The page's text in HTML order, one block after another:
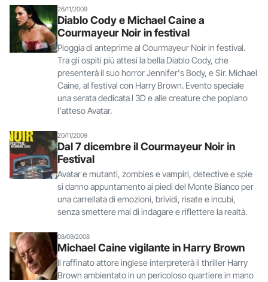
26/11/2009
Diablo Cody e Michael Caine a
Courmayeur Noir in festival
Pioggia di anteprime al Courmayeur Noir in festival.
Tra gli ospiti più attesi la bella Diablo Cody, che
presenterà il suo horror Jennifer's Body, e Sir. Michael
Caine, al festival con Harry Brown. Evento speciale
una serata dedicata l 3D e alle creature che poplano
l'atteso Avatar.
20/11/2009
Dal 7 dicembre il Courmayeur Noir in
Festival
Avatar e mutanti, zombies e vampiri, detective e spie
si danno appuntamento ai piedi del Monte Bianco per
una carrellata di emozioni, brividi, risate e incubi,
senza smettere mai di indagare e riflettere la realtà.
08/09/2008
Michael Caine vigilante in Harry Brown
Il raffinato attore inglese interpreterà il thriller Harry
Brown ambientato in un pericoloso quartiere in mano